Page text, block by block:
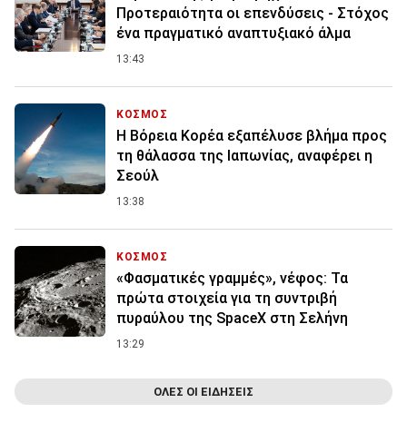
Προτεραιότητα οι επενδύσεις - Στόχος
ένα πραγματικό αναπτυξιακό άλμα
13:43
ΚΟΣΜΟΣ
Η Βόρεια Κορέα εξαπέλυσε βλήμα προς
τη θάλασσα της Ιαπωνίας, αναφέρει η
Σεούλ
13:38
ΚΟΣΜΟΣ
«Φασματικές γραμμές», νέφος: Τα
πρώτα στοιχεία για τη συντριβή
πυραύλου της SpaceX στη Σελήνη
13:29
ΟΛΕΣ ΟΙ ΕΙΔΗΣΕΙΣ